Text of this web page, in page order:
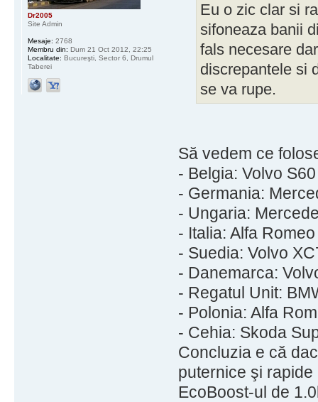
Eu o zic clar si
sifoneaza banii
fals necesare
discrepantele si
se va rupe.
Să vedem ce
- Belgia: Volvo
- Germania:
- Ungaria:
- Italia: Alfa Romeo
- Suedia: Volvo
- Danemarca:
- Regatul Unit:
- Polonia: Alfa
- Cehia: Skoda
Concluzia e că
puternice şi
EcoBoost-ul de
Dr2005
Site Admin
Mesaje: 2768
Membru din: Dum 21 Oct 2012, 22:25
Localitate: Bucureşti, Sector 6, Drumul
Taberei